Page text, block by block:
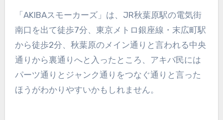
「AKIBAスモーカーズ」は、JR秋葉原駅の電気街
南口を出て徒歩7分、東京メトロ銀座線・末広町駅
から徒歩2分、秋葉原のメイン通りと言われる中央
通りから裏通りへと入ったところ、アキバ民には
パーツ通りとジャンク通りをつなぐ通りと言った
ほうがわかりやすいかもしれません。